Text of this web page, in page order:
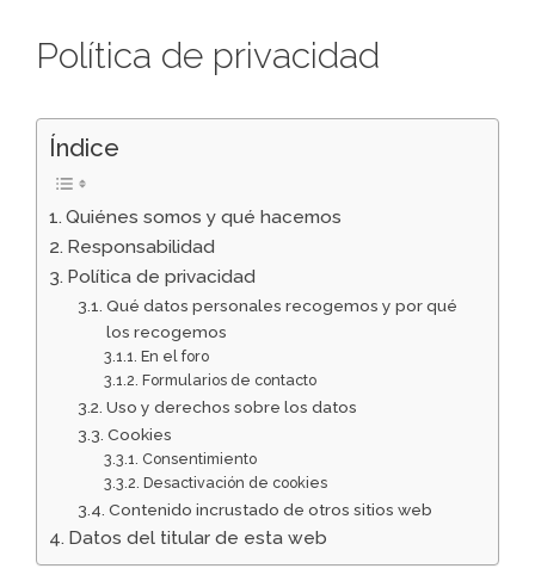
Política de privacidad
Índice
Quiénes somos y qué hacemos
Responsabilidad
Política de privacidad
Qué datos personales recogemos y por qué
los recogemos
En el foro
Formularios de contacto
Uso y derechos sobre los datos
Cookies
Consentimiento
Desactivación de cookies
Contenido incrustado de otros sitios web
Datos del titular de esta web